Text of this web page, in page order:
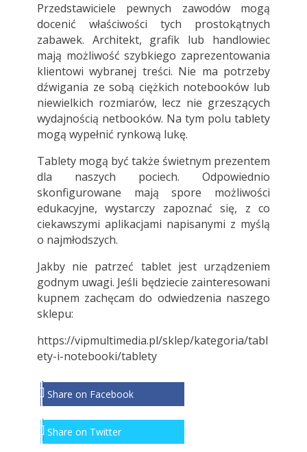
Przedstawiciele pewnych zawodów mogą
docenić właściwości tych prostokątnych
zabawek. Architekt, grafik lub handlowiec
mają możliwość szybkiego zaprezentowania
klientowi wybranej treści. Nie ma potrzeby
dźwigania ze sobą ciężkich notebooków lub
niewielkich rozmiarów, lecz nie grzeszących
wydajnością netbooków. Na tym polu tablety
mogą wypełnić rynkową lukę.
Tablety mogą być także świetnym prezentem
dla naszych pociech. Odpowiednio
skonfigurowane mają spore możliwości
edukacyjne, wystarczy zapoznać się, z co
ciekawszymi aplikacjami napisanymi z myślą
o najmłodszych.
Jakby nie patrzeć tablet jest urządzeniem
godnym uwagi. Jeśli będziecie zainteresowani
kupnem zachęcam do odwiedzenia naszego
sklepu:
https://vipmultimedia.pl/sklep/kategoria/tabl
ety-i-notebooki/tablety
Share on Facebook
Share on Twitter